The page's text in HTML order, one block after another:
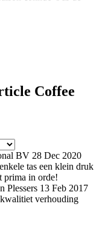
Coffee
BV 28 Dec 2020
tas een klein druk
prima in orde!
Plessers 13 Feb 2017
verhouding